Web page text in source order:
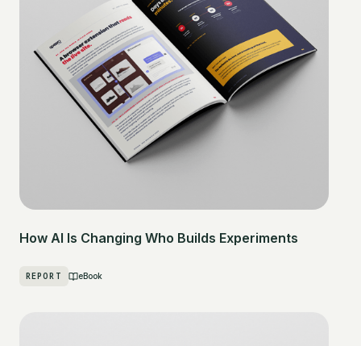
How AI Is Changing Who Builds Experiments
REPORT eBook